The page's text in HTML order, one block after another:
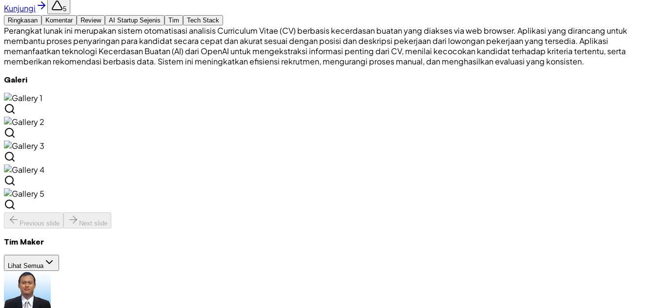
Kunjungi
5
Ringkasan
Komentar Review AI Startup Sejenis Tim Tech Stack
Perangkat lunak ini merupakan sistem otomatisasi analisis Curriculum Vitae (CV) berbasis kecerdasan buatan yang diakses via web browser. Aplikasi yang dirancang untuk
membantu proses penyaringan para kandidat secara cepat dan akurat sesuai dengan posisi dan deskripsi pekerjaan dari lowongan pekerjaan yang tersedia. Aplikasi
memanfaatkan teknologi Kecerdasan Buatan (AI) dari OpenAI untuk mengekstraksi informasi penting dari CV, menilai kecocokan kandidat terhadap kriteria tertentu, serta
memberikan rekomendasi berbasis data. Sistem ini meningkatkan efisiensi rekrutmen, mengurangi proses manual, dan menghasilkan evaluasi yang konsisten.
Galeri
Previous slide Next slide
Tim Maker
Lihat Semua